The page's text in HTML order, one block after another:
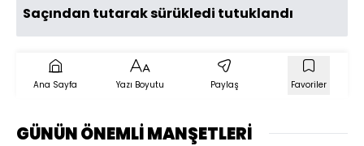
Saçından tutarak sürükledi tutuklandı
Ana Sayfa Yazı Boyutu Paylaş Favoriler
GÜNÜN ÖNEMLİ MANŞETLERİ